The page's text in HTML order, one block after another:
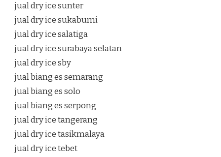
jual dry ice sunter
jual dry ice sukabumi
jual dry ice salatiga
jual dry ice surabaya selatan
jual dry ice sby
jual biang es semarang
jual biang es solo
jual biang es serpong
jual dry ice tangerang
jual dry ice tasikmalaya
jual dry ice tebet